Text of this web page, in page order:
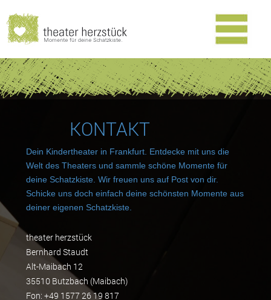
KONTAKT
Dein Kindertheater in Frankfurt. Entdecke mit uns die
Welt des Theaters und sammle schöne Momente für
deine Schatzkiste. Wir freuen uns auf Post von dir.
Schicke uns doch einfach deine schönsten Momente aus
deiner eigenen Schatzkiste.
theater herzstück
Bernhard Staudt
Alt-Maibach 12
35510 Butzbach (Maibach)
Fon: +49 1577 26 19 817